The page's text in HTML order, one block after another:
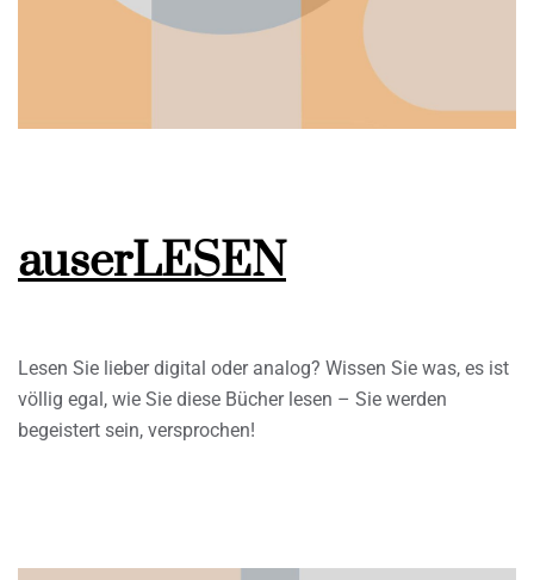
auserLESEN
Lesen Sie lieber digital oder analog? Wissen Sie was, es ist
völlig egal, wie Sie diese Bücher lesen – Sie werden
begeistert sein, versprochen!